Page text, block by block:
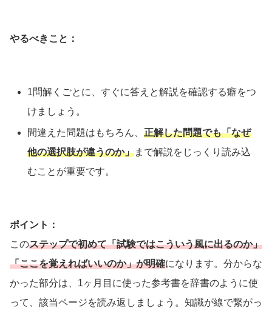
やるべきこと：
1問解くごとに、すぐに答えと解説を確認する癖をつ
けましょう。
間違えた問題はもちろん、正解した問題でも「なぜ
他の選択肢が違うのか」まで解説をじっくり読み込
むことが重要です。
ポイント：
このステップで初めて「試験ではこういう風に出るのか」
「ここを覚えればいいのか」が明確になります。分からな
かった部分は、1ヶ月目に使った参考書を辞書のように使
って、該当ページを読み返しましょう。知識が線で繋がっ